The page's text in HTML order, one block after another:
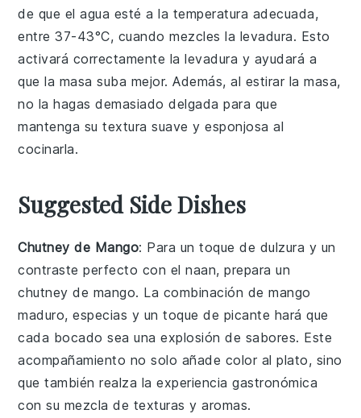
de que elagua esté a la temperatura adecuada,
entre 37-43°C, cuando mezcles la levadura. Esto
activará correctamente la levadura y ayudará a
que la masa suba mejor. Además, al estirar la masa,
no la hagas demasiado delgada para que
mantenga su textura suave y esponjosa al
cocinarla.
Suggested Side Dishes
Chutney de Mango: Para un toque de dulzura y un
contraste perfecto con el naan, prepara un
chutney de mango. La combinación demango
maduro,especias y un toque de picante hará que
cada bocado sea una explosión de sabores. Este
acompañamiento no solo añade color al plato, sino
que también realza la experiencia gastronómica
con su mezcla de texturas y aromas.